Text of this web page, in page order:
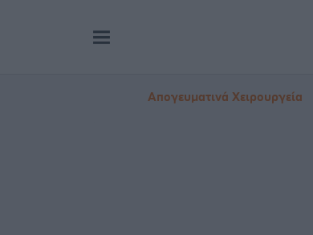
Απογευματινά Χειρουργεία